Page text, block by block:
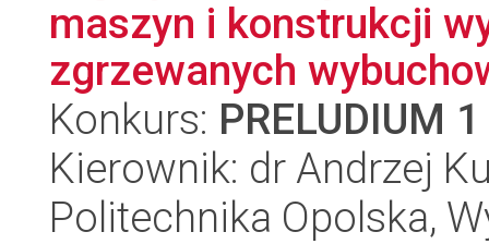
maszyn i konstrukcji
zgrzewanych
Konkurs: PRELUDIUM 1
Kierownik: dr Andrzej
Politechnika Opolska,